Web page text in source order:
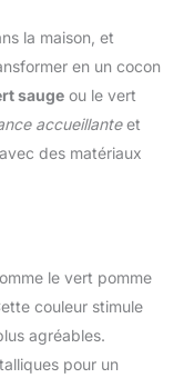
la maison, et
en un cocon
sauge ou le vert
accueillanteet
des matériaux
le vert pomme
couleur stimule
agréables.
pour un